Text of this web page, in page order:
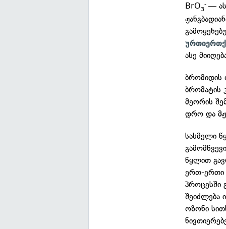
BrO3
- —
ასე
ბრომიდის
ბრომატის
მეორის
დრო და
სასმელი
წყლით
ერთ-ერთი
პროცესში
შეიძლება
ოზონი